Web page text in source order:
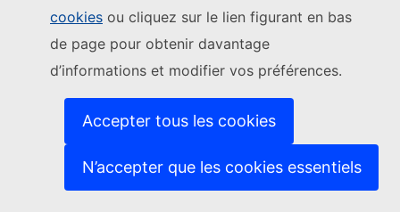
cookies ou cliquez sur le lien figurant en bas
de page pour obtenir davantage
d’informations et modifier vos préférences.
Accepter tous les cookies
N’accepter que les cookies essentiels